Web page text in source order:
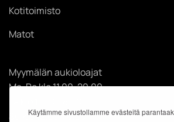
Käytämme sivustollamme evästeitä
Kotitoimisto
Matot
Myymälän aukioloajat
Ma-Pe klo 11.00-20.00
Su klo 12.00-18.00